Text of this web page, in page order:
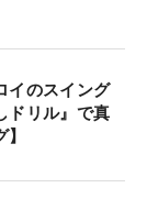
イのスイング
ドリル』で真